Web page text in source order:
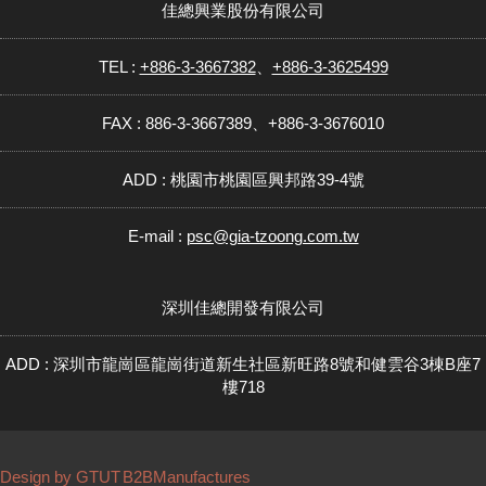
佳總興業股份有限公司
TEL : +886-3-3667382、 +886-3-3625499
FAX : 886-3-3667389、+886-3-3676010
ADD : 桃園市桃園區興邦路39-4號
E-mail : psc@gia-tzoong.com.tw
深圳佳總開發有限公司
ADD : 深圳市龍崗區龍崗街道新生社區新旺路8號和健雲谷3棟B座7
樓718
Design by GTUTB2BManufactures